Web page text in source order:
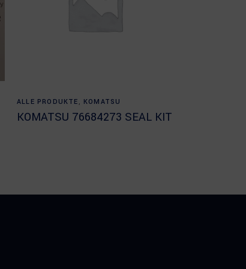
Read more
ALLE PRODUKTE , KOMATSU
KOMATSU 76684273 SEAL KIT